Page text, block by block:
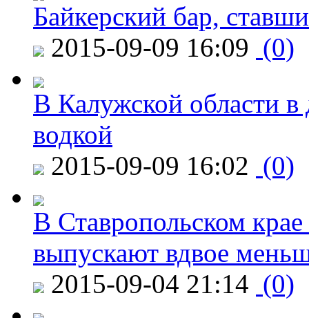
Байкерский бар,
2015-09-09 16:09 (0)
В Калужской области в
водкой
2015-09-09 16:02 (0)
В Ставропольском
выпускают вдвое
2015-09-04 21:14 (0)